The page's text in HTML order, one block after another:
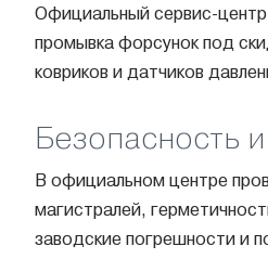
Официальный сервис-
промывка форсунок под
ковриков и датчиков
Безопасность
В официальном центре
магистралей,
заводские погрешности и